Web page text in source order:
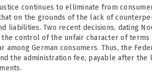
continues to elliminate from
on the grounds of the lack of
liabilities. Two recent decisions, dating
the control of the unfair character of
among German consumers. Thus, the
the administration fee, payable after the